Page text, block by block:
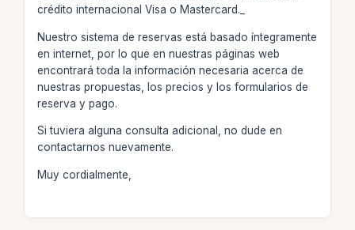
crédito internacional Visa o Mastercard._
Nuestro sistema de reservas está basado íntegramente
en internet, por lo que en nuestras páginas web
encontrará toda la información necesaria acerca de
nuestras propuestas, los precios y los formularios de
reserva y pago.
Si tuviera alguna consulta adicional, no dude en
contactarnos nuevamente.
Muy cordialmente,